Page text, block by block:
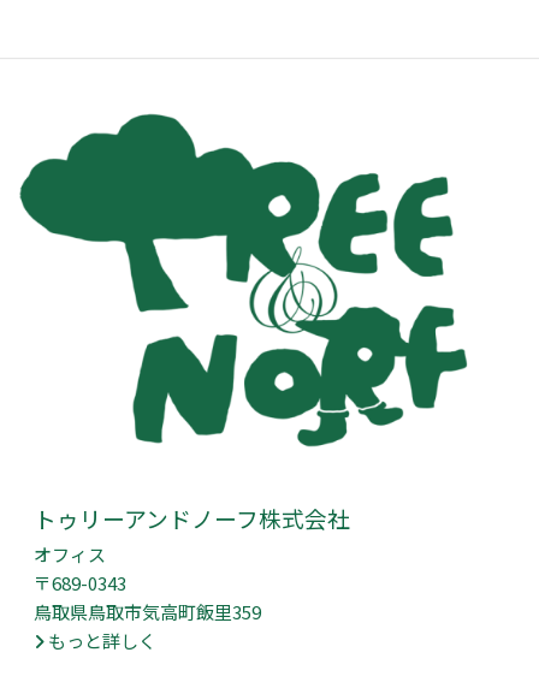
トゥリーアンドノーフ株式会社
オフィス
〒689-0343
鳥取県鳥取市気高町飯里359
もっと詳しく